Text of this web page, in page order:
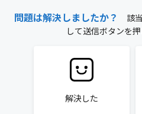
問題は解決しましたか？
該
して送信ボタンを押
解決した